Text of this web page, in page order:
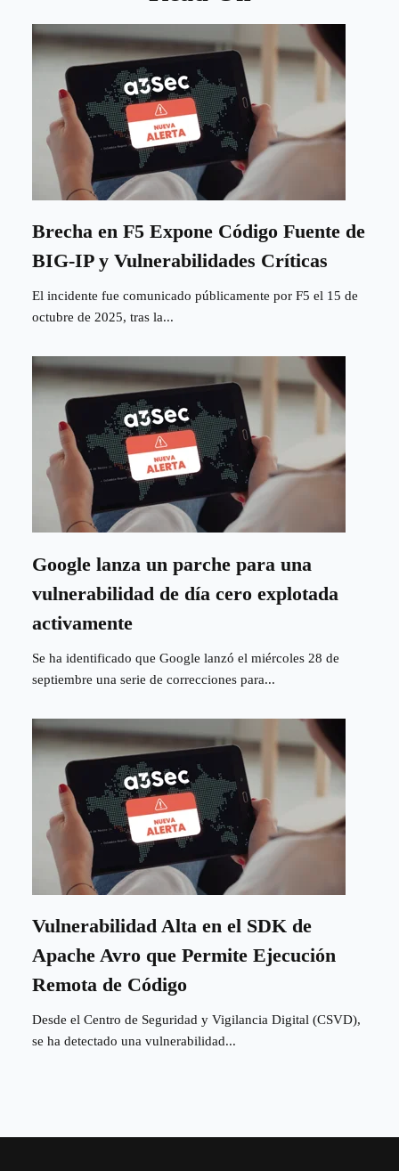
Brecha en F5 Expone Código Fuente de
BIG-IP y Vulnerabilidades Críticas
El incidente fue comunicado públicamente por F5 el 15 de
octubre de 2025, tras la...
Google lanza un parche para una
vulnerabilidad de día cero explotada
activamente
Se ha identificado que Google lanzó el miércoles 28 de
septiembre una serie de correcciones para...
Vulnerabilidad Alta en el SDK de
Apache Avro que Permite Ejecución
Remota de Código
Desde el Centro de Seguridad y Vigilancia Digital (CSVD),
se ha detectado una vulnerabilidad...